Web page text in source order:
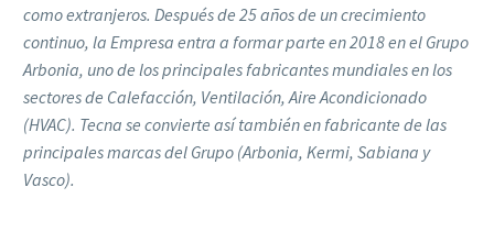
como extranjeros. Después de 25 años de un crecimiento
continuo, la Empresa entra a formar parte en 2018 en el Grupo
Arbonia, uno de los principales fabricantes mundiales en los
sectores de Calefacción, Ventilación, Aire Acondicionado
(HVAC). Tecna se convierte así también en fabricante de las
principales marcas del Grupo (Arbonia, Kermi, Sabiana y
Vasco).